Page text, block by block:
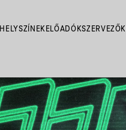
HELYSZÍNEK ELŐADÓKSZERVEZŐK